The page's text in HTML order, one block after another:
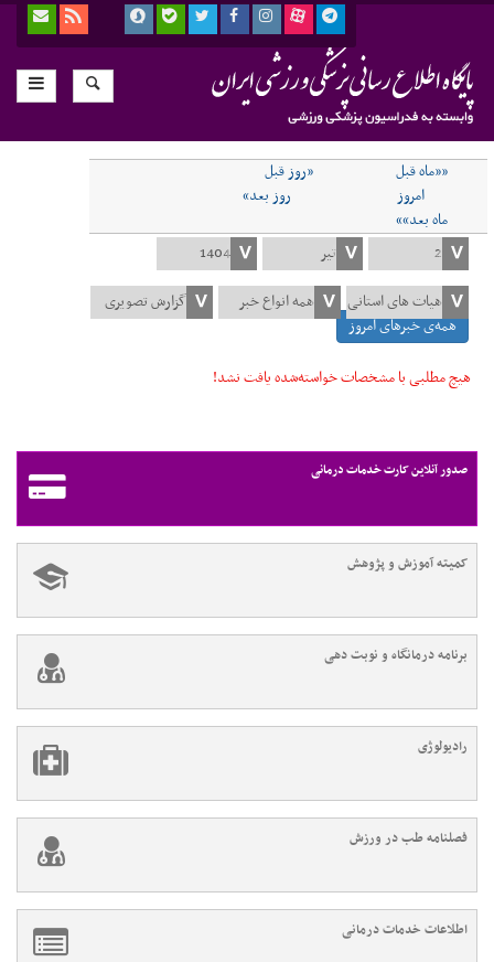
««ماه قبل
«روز قبل
امروز
روز بعد»
ماه بعد»»
همه‌ی خبرهای امروز
هیچ مطلبی با مشخصات خواسته‌شده یافت نشد!
صدور آنلاین کارت خدمات درمانی
کمیته آموزش و پژوهش
برنامه درمانگاه و نوبت دهی
رادیولوژی
فصلنامه طب در ورزش
اطلاعات خدمات درمانی